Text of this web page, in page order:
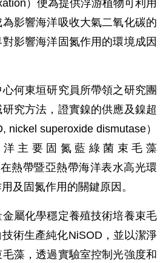
）便為提供浮游植物可利用
影響海洋吸收大氣二氧化碳的
影響海洋固氮作用的環境成因
何東垣研究員所帶領之研究團
究方法，證實鎳的供應及鎳超
nickel superoxide dismutase）
主要固氮藍綠菌束毛藻
熱帶暨亞熱帶海洋表水高光環
及固氮作用的關鍵原因。
屬化學穩定養殖技術培養束毛
術生產純化NiSOD，並以潔淨
藻，透過實驗室控制光強度和